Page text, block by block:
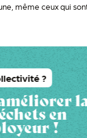
même ceux qui
?
en
!